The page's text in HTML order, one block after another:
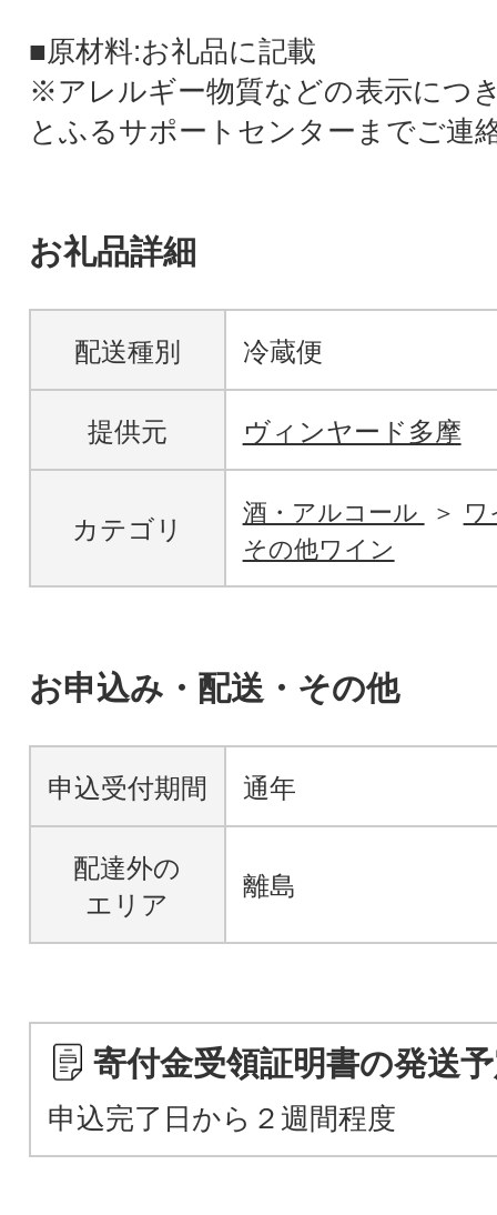
■原材料:お礼品に記載
※アレルギー物質などの表示につ
とふるサポートセンターまでご連
お礼品詳細
配送種別 冷蔵便
提供元 ヴィンヤード多摩
カテゴリ
酒・アルコール
その他ワイン
お申込み・配送・その他
申込受付期間 通年
配達外の
エリア
離島
寄付金受領証明書の発送
申込完了日から２週間程度